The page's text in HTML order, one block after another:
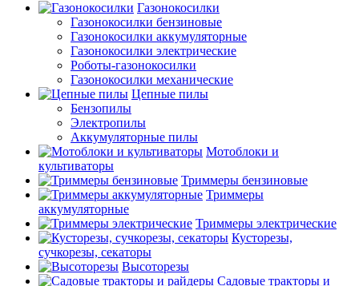
Газонокосилки
Газонокосилки бензиновые
Газонокосилки аккумуляторные
Газонокосилки электрические
Роботы-газонокосилки
Газонокосилки механические
Цепные пилы
Бензопилы
Электропилы
Аккумуляторные пилы
Мотоблоки и
культиваторы
Триммеры бензиновые
Триммеры
аккумуляторные
Триммеры электрические
Кусторезы,
сучкорезы, секаторы
Высоторезы
Садовые тракторы и